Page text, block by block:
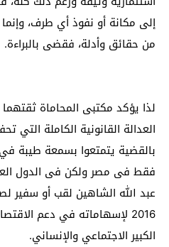
إلى مكانة أو نفوذ أي طرف،
من حقائق وأدلة، فقضى بالبراءة.
لذا يؤكد مكتبى المحاماة
العدالة القانونية الكاملة
بالقضية يتمتعوا بسمعة طيبة
فقط فى مصر ولكن فى الدول
عبد الله الشاهين لقب أو سفير
2016 لإسهاماته في دعم
الكبير الاجتماعي والإنساني.